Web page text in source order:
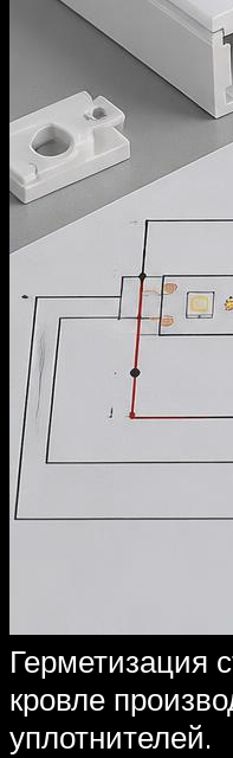
Герметизация
кровле
уплотнителей.